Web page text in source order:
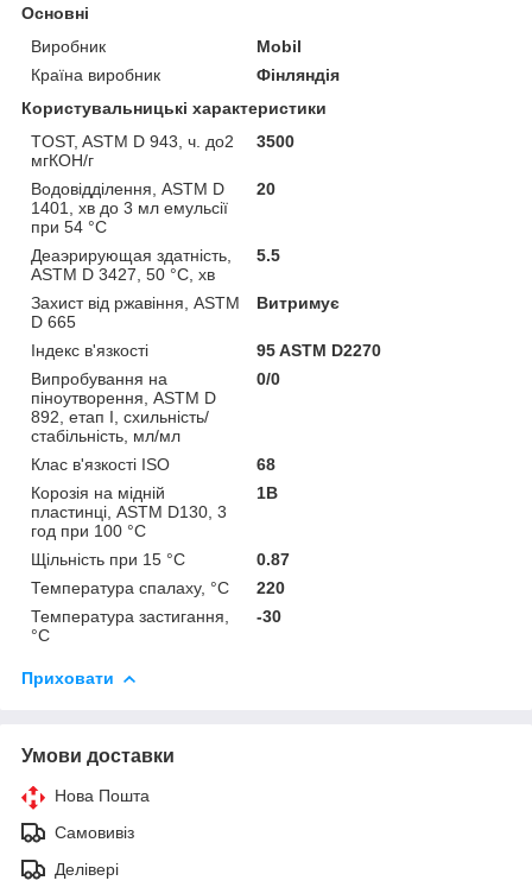
Основні
Виробник
Mobil
Країна виробник
Фінляндія
Користувальницькі характеристики
TOST, ASTM D 943, ч. до2
мгКОН/г
3500
Водовідділення, ASTM D
1401, хв до 3 мл емульсії
при 54 °С
20
Деаэрирующая здатність,
ASTM D 3427, 50 °C, хв
5.5
Захист від ржавіння, ASTM
D 665
Витримує
Індекс в'язкості
95 ASTM D2270
Випробування на
піноутворення, ASTM D
892, етап I, схильність/
стабільність, мл/мл
0/0
Клас в'язкості ISO
68
Корозія на мідній
пластинці, ASTM D130, 3
год при 100 °С
1В
Щільність при 15 °С
0.87
Температура спалаху, °С
220
Температура застигання,
°С
-30
Приховати
Умови доставки
Нова Пошта
Самовивіз
Делівері